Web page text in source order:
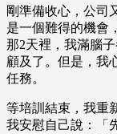
剛準備收心，公司
是一個難得的機會
那2天裡，我滿腦
顧及了。但是，我
任務。
等培訓結束，我重
我安慰自己說：「